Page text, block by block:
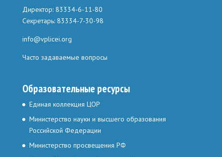
Директор: 83334-6-11-80
Секретарь: 83334-7-30-98
info@vplicei.org
Часто задаваемые вопросы
Образовательные ресурсы
Единая коллекция ЦОР
Министерство науки и высшего образования
Российской Федерации
Министерство просвещения РФ